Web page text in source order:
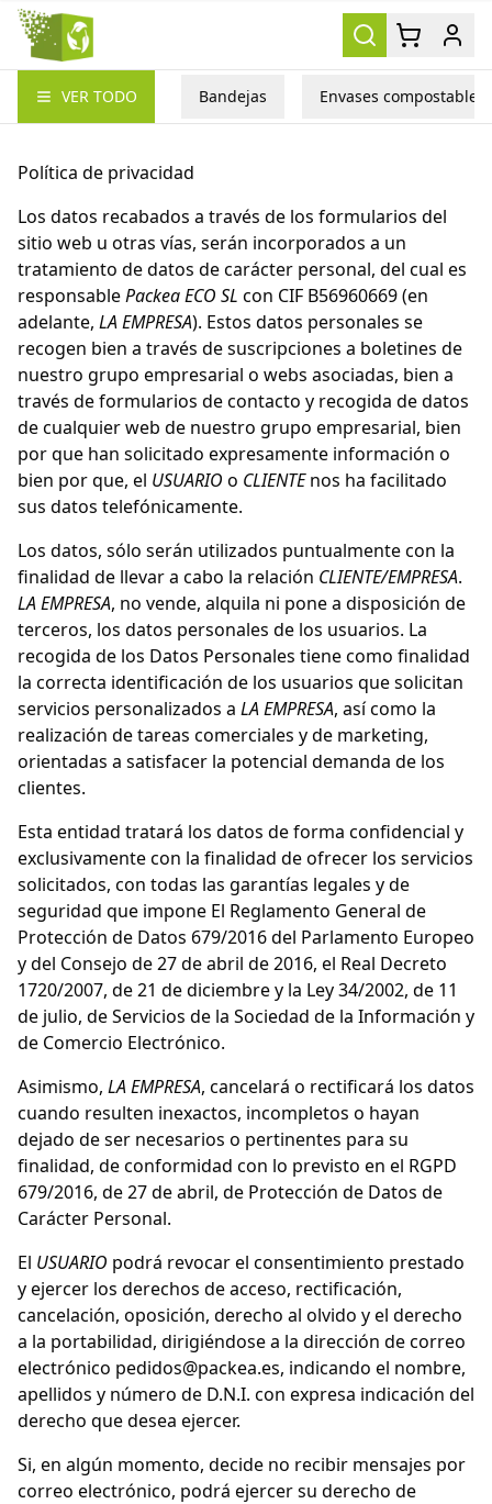
Packea
VER TODO Bandejas Envases compostables
Política de privacidad
Los datos recabados a través de los formularios del
sitio web u otras vías, serán incorporados a un
tratamiento de datos de carácter personal, del cual es
responsablePackea ECO SL con CIF B56960669 (en
adelante, LA EMPRESA). Estos datos personales se
recogen bien a través de suscripciones a boletines de
nuestro grupo empresarial o webs asociadas, bien a
través de formularios de contacto y recogida de datos
de cualquier web de nuestro grupo empresarial, bien
por que han solicitado expresamente información o
bien por que, el USUARIO o CLIENTEnos ha facilitado
sus datos telefónicamente.
Los datos, sólo serán utilizados puntualmente con la
finalidad de llevar a cabo la relación CLIENTE/EMPRESA.
LA EMPRESA, no vende, alquila ni pone a disposición de
terceros, los datos personales de los usuarios. La
recogida de los Datos Personales tiene como finalidad
la correcta identificación de los usuarios que solicitan
servicios personalizados a LA EMPRESA, así como la
realización de tareas comerciales y de marketing,
orientadas a satisfacer la potencial demanda de los
clientes.
Esta entidad tratará los datos de forma confidencial y
exclusivamente con la finalidad de ofrecer los servicios
solicitados, con todas las garantías legales y de
seguridad que impone El Reglamento General de
Protección de Datos 679/2016 del Parlamento Europeo
y del Consejo de 27 de abril de 2016, el Real Decreto
1720/2007, de 21 de diciembre y la Ley 34/2002, de 11
de julio, de Servicios de la Sociedad de la Información y
de Comercio Electrónico.
Asimismo, LA EMPRESA, cancelará o rectificará los datos
cuando resulten inexactos, incompletos o hayan
dejado de ser necesarios o pertinentes para su
finalidad, de conformidad con lo previsto en el RGPD
679/2016, de 27 de abril, de Protección de Datos de
Carácter Personal.
El USUARIO podrá revocar el consentimiento prestado
y ejercer los derechos de acceso, rectificación,
cancelación, oposición, derecho al olvido y el derecho
a la portabilidad, dirigiéndose a la dirección de correo
electrónico pedidos@packea.es, indicando el nombre,
apellidos y número de D.N.I. con expresa indicación del
derecho que desea ejercer.
Si, en algún momento, decide no recibir mensajes por
correo electrónico, podrá ejercer su derecho de